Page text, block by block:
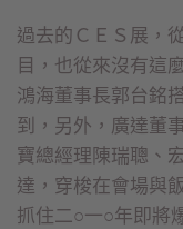
過去的ＣＥＳ展，
目，也從來沒有這
鴻海董事長郭台銘
到，另外，廣達董
寶總經理陳瑞聰、
達，穿梭在會場與
抓住二○一○年即將